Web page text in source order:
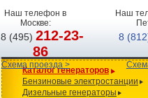
Наш телефон в
Москве:
8 (495)212-23-
86
Схема проезда >
Наш
8
Каталог генераторов
Бензиновые электростанции
Дизельные генераторы